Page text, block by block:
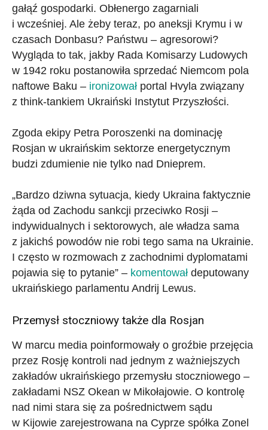
gałąź gospodarki. Obłenergo zagarniali
i wcześniej. Ale żeby teraz, po aneksji Krymu i w
czasach Donbasu? Państwu – agresorowi?
Wygląda to tak, jakby Rada Komisarzy Ludowych
w 1942 roku postanowiła sprzedać Niemcom pola
naftowe Baku – ironizował portal Hvyla związany
z think-tankiem Ukraiński Instytut Przyszłości.
Zgoda ekipy Petra Poroszenki na dominację
Rosjan w ukraińskim sektorze energetycznym
budzi zdumienie nie tylko nad Dnieprem.
„Bardzo dziwna sytuacja, kiedy Ukraina faktycznie
żąda od Zachodu sankcji przeciwko Rosji –
indywidualnych i sektorowych, ale władza sama
z jakichś powodów nie robi tego sama na Ukrainie.
I często w rozmowach z zachodnimi dyplomatami
pojawia się to pytanie” – komentował deputowany
ukraińskiego parlamentu Andrij Lewus.
Przemysł stoczniowy także dla Rosjan
W marcu media poinformowały o groźbie przejęcia
przez Rosję kontroli nad jednym z ważniejszych
zakładów ukraińskiego przemysłu stoczniowego –
zakładami NSZ Okean w Mikołajowie. O kontrolę
nad nimi stara się za pośrednictwem sądu
w Kijowie zarejestrowana na Cyprze spółka Zonel